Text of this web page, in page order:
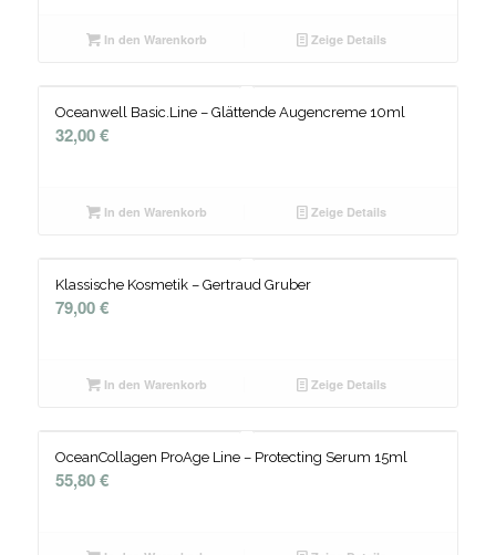
In den Warenkorb Zeige Details
Oceanwell Basic.Line – Glättende Augencreme 10ml
32,00€
In den Warenkorb Zeige Details
Klassische Kosmetik – Gertraud Gruber
79,00€
In den Warenkorb Zeige Details
OceanCollagen ProAge Line – Protecting Serum 15ml
55,80€